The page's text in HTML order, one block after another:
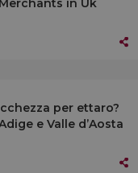
in Uk
per ettaro?
e Valle d’Aosta